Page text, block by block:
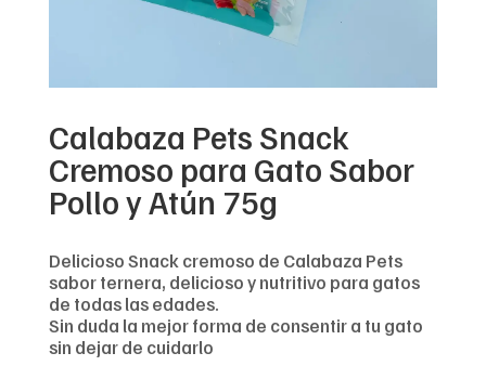
Calabaza Pets Snack
Cremoso para Gato Sabor
Pollo y Atún 75g
Delicioso Snack cremoso de Calabaza Pets
sabor ternera, delicioso y nutritivo para gatos
de todas las edades.
Sin duda la mejor forma de consentir a tu gato
sin dejar de cuidarlo